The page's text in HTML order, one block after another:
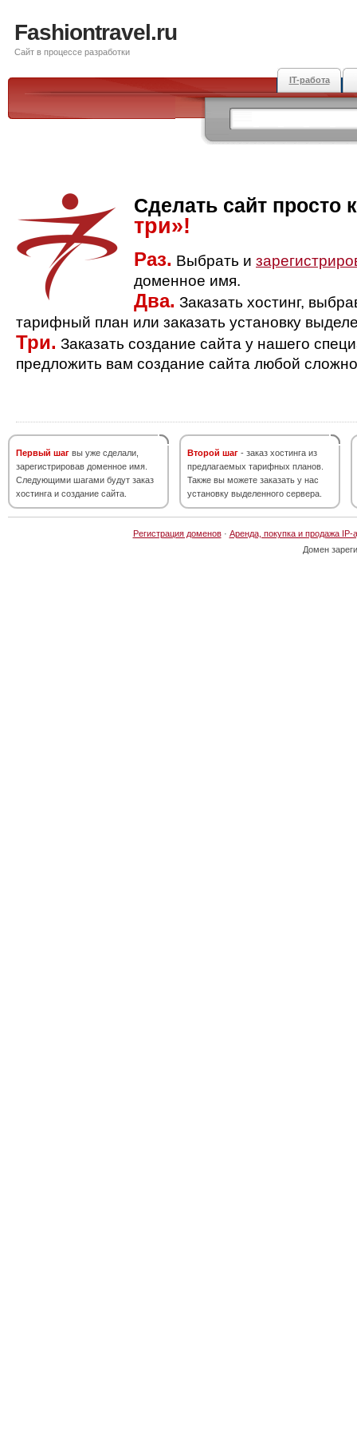
Fashiontravel.ru
Сайт в процессе разработки
IT-работа
Сделать сайт просто
три»!
Раз. Выбрать и
доменное имя.
Два. Заказать хостинг,
тарифный план или заказать установку
Три. Заказать создание сайта у нашего
предложить вам создание сайта любой
Первый шаг вы уже сделали,
зарегистрировав доменное имя.
Следующими шагами будут заказ
хостинга и создание сайта.
Второй шаг - заказ хостинга из
предлагаемых тарифных планов.
Также вы можете заказать у нас
установку выделенного сервера.
Регистрация доменов· Аренда, покупка и продажа IP-
Домен